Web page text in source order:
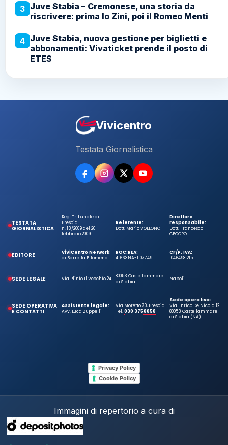
3 Juve Stabia – Cremonese, una storia da
riscrivere: prima lo Zini, poi il Romeo Menti
4 Juve Stabia, nuova gestione per biglietti e
abbonamenti: Vivaticket prende il posto di
ETES
Vivicentro
Testata Giornalistica
TESTATA
GIORNALISTICA
Reg. Tribunale di
Brescia
n. 13/2009 del 20
febbraio 2009
Referente:
Dott. Mario VOLLONO
Direttore
responsabile:
Dott. Francesco
CECORO
EDITORE
ViViCentro Network
di Barretta Filomena
ROC:
41663
REA:
NA-1107749
CF/P. IVA:
10464981215
SEDE LEGALE Via Plinio Il Vecchio 24
80053 Castellammare
di Stabia
Napoli
SEDE OPERATIVA
E CONTATTI
Assistente legale:
Avv. Luca Zuppelli
Via Moretto 70, Brescia
Tel.030 3758858
Sede operativa:
Via Enrico De Nicola 12
80053 Castellammare
di Stabia (NA)
Privacy Policy
Cookie Policy
Immagini di repertorio a cura di